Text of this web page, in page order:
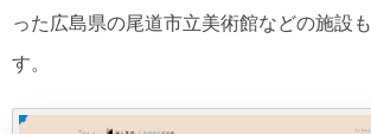
った広島県の尾道市立美術館などの施設
す。